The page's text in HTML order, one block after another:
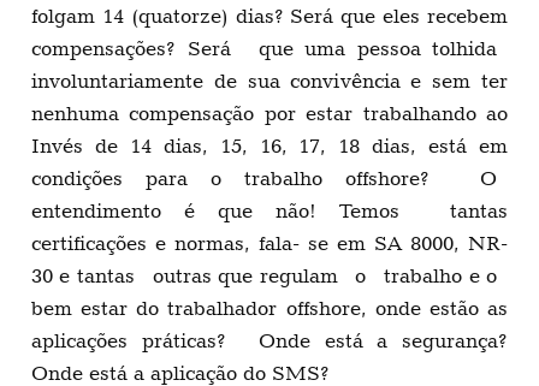
folgam 14 (quatorze) dias? Será que eles recebem
compensações? Será que uma pessoa tolhida
involuntariamente de sua convivência e sem ter
nenhuma compensação por estar trabalhando ao
Invés de 14 dias, 15, 16, 17, 18 dias, está em
condições para o trabalho offshore? O
entendimento é que não! Temos tantas
certificações e normas, fala- se em SA 8000, NR-
30 e tantas outras que regulam o trabalho e o
bem estar do trabalhador offshore, onde estão as
aplicações práticas? Onde está a segurança?
Onde está a aplicação do SMS?